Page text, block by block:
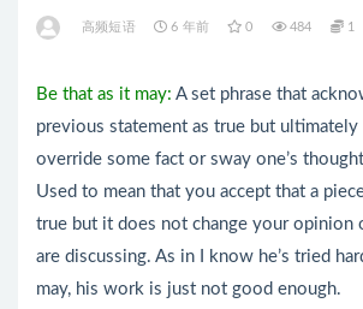
高频短语 6 年前 0 484 1
Be that as it may: A set phrase that
previous statement as true but ultimately
override some fact or sway one’s
Used to mean that you accept that a
true but it does not change your opinion
are discussing. As in I know he’s tried
may, his work is just not good enough.